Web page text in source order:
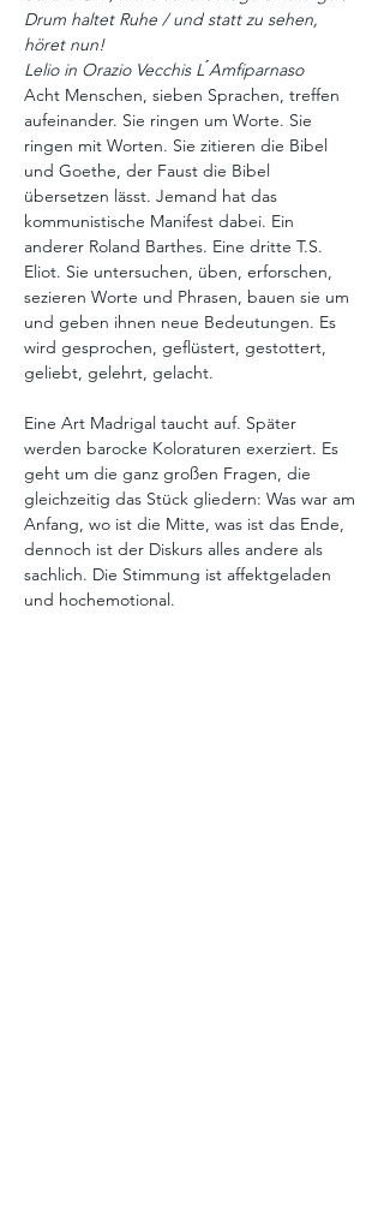
Drum haltet Ruhe / und statt zu sehen,
höret nun!
Lelio in Orazio Vecchis L ́Amfiparnaso
Acht Menschen, sieben Sprachen, treffen
aufeinander. Sie ringen um Worte. Sie
ringen mit Worten. Sie zitieren die Bibel
und Goethe, der Faust die Bibel
übersetzen lässt. Jemand hat das
kommunistische Manifest dabei. Ein
anderer Roland Barthes. Eine dritte T.S.
Eliot. Sie untersuchen, üben, erforschen,
sezieren Worte und Phrasen, bauen sie um
und geben ihnen neue Bedeutungen. Es
wird gesprochen, geflüstert, gestottert,
geliebt, gelehrt, gelacht.
Eine Art Madrigal taucht auf. Später
werden barocke Koloraturen exerziert. Es
geht um die ganz großen Fragen, die
gleichzeitig das Stück gliedern: Was war am
Anfang, wo ist die Mitte, was ist das Ende,
dennoch ist der Diskurs alles andere als
sachlich. Die Stimmung ist affektgeladen
und hochemotional.